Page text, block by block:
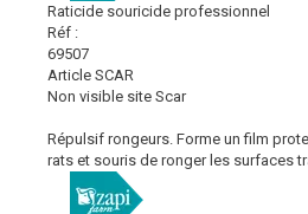
Raticide souricide professionnel
Réf :
69507
Article SCAR
Non visible site Scar
Répulsif rongeurs. Forme un film
rats et souris de ronger les surfaces